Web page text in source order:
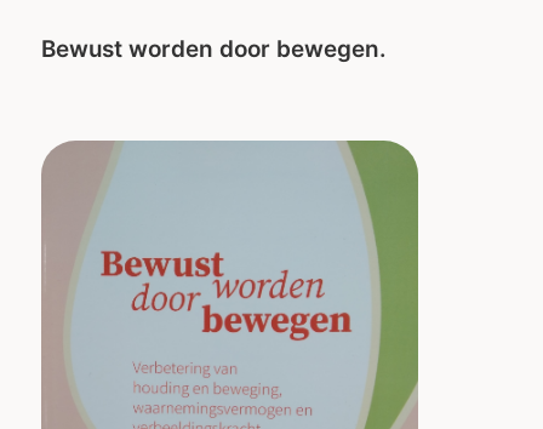
Bewust worden door bewegen.